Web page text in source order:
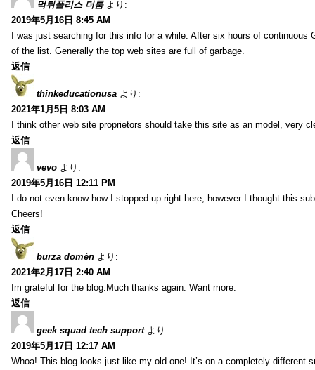
먹튀폴리스 더룸 より:
2019年5月16日 8:45 AM
I was just searching for this info for a while. After six hours of
of the list. Generally the top web sites are full of garbage.
返信
thinkeducationusa より:
2021年1月5日 8:03 AM
I think other web site proprietors should take this site as an model, very
返信
vevo より:
2019年5月16日 12:11 PM
I do not even know how I stopped up right here, however I thought this
Cheers!
返信
burza domén より:
2021年2月17日 2:40 AM
Im grateful for the blog.Much thanks again. Want more.
返信
geek squad tech support より:
2019年5月17日 12:17 AM
Whoa! This blog looks just like my old one! It’s on a completely